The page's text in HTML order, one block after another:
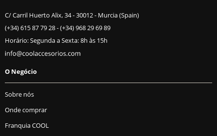
C/ Carril Huerto Alix, 34 - 30012 - Murcia (Spain)
(+34) 615 87 79 28-(+34) 968 29 69 89
Horário: Segunda a Sexta: 8h às 15h
O Negócio
Sobre nós
Onde comprar
Franquia COOL